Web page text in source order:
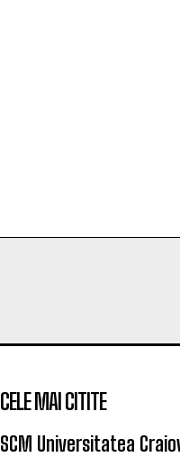
CELE MAI CITITE
SCM Universitatea